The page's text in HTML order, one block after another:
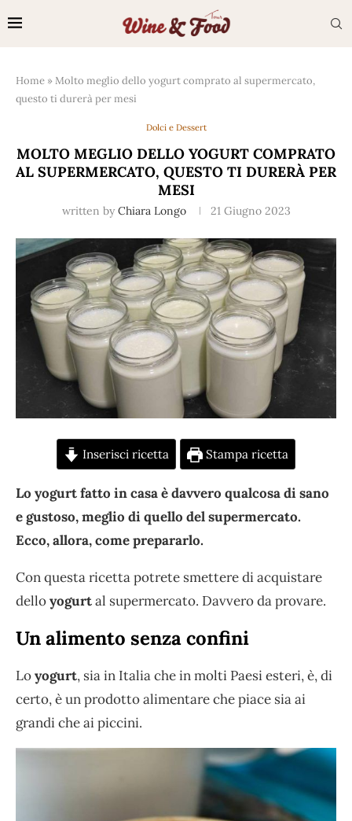
Home »Molto meglio dello yogurt comprato al supermercato,
questo ti durerà per mesi
Dolci e Dessert
MOLTO MEGLIO DELLO YOGURT COMPRATO
AL SUPERMERCATO, QUESTO TI DURERÀ PER
MESI
written by Chiara Longo 21 Giugno 2023
Inserisci ricetta Stampa ricetta
Lo yogurt fatto in casa è davvero qualcosa di sano
e gustoso, meglio di quello del supermercato.
Ecco, allora, come prepararlo.
Con questa ricetta potrete smettere di acquistare
delloyogurtal supermercato. Davvero da provare.
Un alimento senza confini
Loyogurt, sia in Italia che in molti Paesi esteri, è, di
certo, è un prodotto alimentare che piace sia ai
grandi che ai piccini.